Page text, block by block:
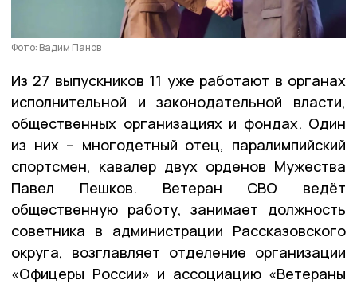
Фото: Вадим Панов
Из 27 выпускников 11 уже работают в органах
исполнительной и законодательной власти,
общественных организациях и фондах. Один
из них – многодетный отец, паралимпийский
спортсмен, кавалер двух орденов Мужества
Павел Пешков. Ветеран СВО ведёт
общественную работу, занимает должность
советника в администрации Рассказовского
округа, возглавляет отделение организации
«Офицеры России» и ассоциацию «Ветераны